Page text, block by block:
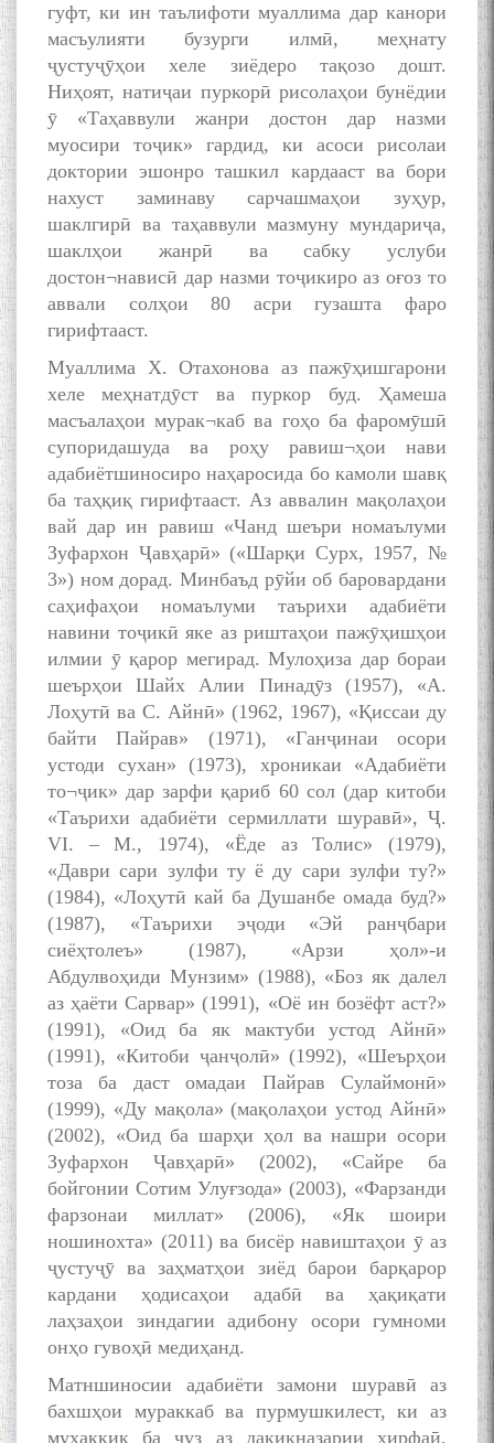
гуфт, ки ин таълифоти муаллима дар канори
масъулияти бузурги илмӣ, меҳнату
ҷустуҷӯҳои хеле зиёдеро тақозо дошт.
Ниҳоят, натиҷаи пуркорӣ рисолаҳои бунёдии
ӯ «Таҳаввули жанри достон дар назми
муосири тоҷик» гардид, ки асоси рисолаи
доктории эшонро ташкил кардааст ва бори
нахуст заминаву сарчашмаҳои зуҳур,
шаклгирӣ ва таҳаввули мазмуну мундариҷа,
шаклҳои жанрӣ ва сабку услуби
достон¬нависӣ дар назми тоҷикиро аз оғоз то
аввали солҳои 80 асри гузашта фаро
гирифтааст.
Муаллима X. Отахонова аз пажӯҳишгарони
хеле меҳнатдӯст ва пуркор буд. Ҳамеша
масъалаҳои мурак¬каб ва гоҳо ба фаромӯшӣ
супоридашуда ва роҳу равиш¬ҳои нави
адабиётшиносиро наҳаросида бо камоли шавқ
ба таҳқиқ гирифтааст. Аз аввалин мақолаҳои
вай дар ин равиш «Чанд шеъри номаълуми
Зуфархон Ҷавҳарӣ» («Шарқи Сурх, 1957, №
3») ном дорад. Минбаъд рӯйи об баровардани
саҳифаҳои номаълуми таърихи адабиёти
навини тоҷикӣ яке аз риштаҳои пажӯҳишҳои
илмии ӯ қарор мегирад. Мулоҳиза дар бораи
шеърҳои Шайх Алии Пинадӯз (1957), «А.
Лоҳутӣ ва С. Айнӣ» (1962, 1967), «Қиссаи ду
байти Пайрав» (1971), «Ганҷинаи осори
устоди сухан» (1973), хроникаи «Адабиёти
то¬ҷик» дар зарфи қариб 60 сол (дар китоби
«Таърихи адабиёти сермиллати шуравӣ», Ҷ.
VI. – М., 1974), «Ёде аз Толис» (1979),
«Даври сари зулфи ту ё ду сари зулфи ту?»
(1984), «Лоҳутӣ кай ба Душанбе омада буд?»
(1987), «Таърихи эҷоди «Эй ранҷбари
сиёҳтолеъ» (1987), «Арзи ҳол»-и
Абдулвоҳиди Мунзим» (1988), «Боз як далел
аз ҳаёти Сарвар» (1991), «Оё ин бозёфт аст?»
(1991), «Оид ба як мактуби устод Айнӣ»
(1991), «Китоби ҷанҷолӣ» (1992), «Шеърҳои
тоза ба даст омадаи Пайрав Сулаймонӣ»
(1999), «Ду мақола» (мақолаҳои устод Айнӣ»
(2002), «Оид ба шарҳи ҳол ва нашри осори
Зуфархон Ҷавҳарӣ» (2002), «Сайре ба
бойгонии Сотим Улуғзода» (2003), «Фарзанди
фарзонаи миллат» (2006), «Як шоири
ношинохта» (2011) ва бисёр навиштаҳои ӯ аз
ҷустуҷӯ ва заҳматҳои зиёд барои барқарор
кардани ҳодисаҳои адабӣ ва ҳақиқати
лаҳзаҳои зиндагии адибону осори гумноми
онҳо гувоҳӣ медиҳанд.
Матншиносии адабиёти замони шуравӣ аз
бахшҳои мураккаб ва пурмушкилест, ки аз
муҳаққиқ ба ҷуз аз дақиқназарии ҳирфаӣ,